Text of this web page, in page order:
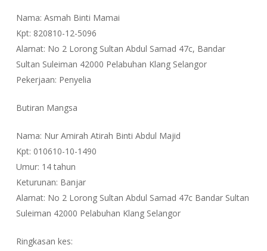
Nama: Asmah Binti Mamai
Kpt: 820810-12-5096
Alamat: No 2 Lorong Sultan Abdul Samad 47c, Bandar
Sultan Suleiman 42000 Pelabuhan Klang Selangor
Pekerjaan: Penyelia
Butiran Mangsa
Nama: Nur Amirah Atirah Binti Abdul Majid
Kpt: 010610-10-1490
Umur: 14 tahun
Keturunan: Banjar
Alamat: No 2 Lorong Sultan Abdul Samad 47c Bandar Sultan
Suleiman 42000 Pelabuhan Klang Selangor
Ringkasan kes: